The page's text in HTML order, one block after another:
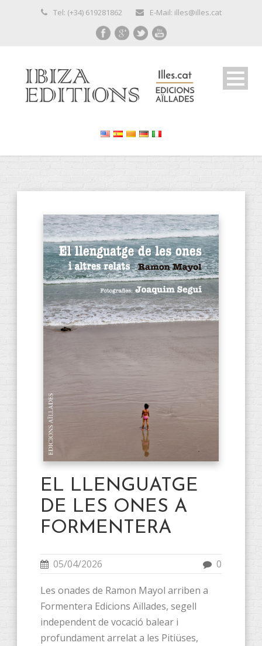
Tel: (+34) 619281862 E-Mail: illes@illes.cat
EL LLENGUATGE
DE LES ONES A
FORMENTERA
05/04/2026 0
Les onades de Ramon Mayol arriben a
Formentera Edicions Aïllades, segell
independent de vocació balear i
profundament arrelat a les Pitiüses,